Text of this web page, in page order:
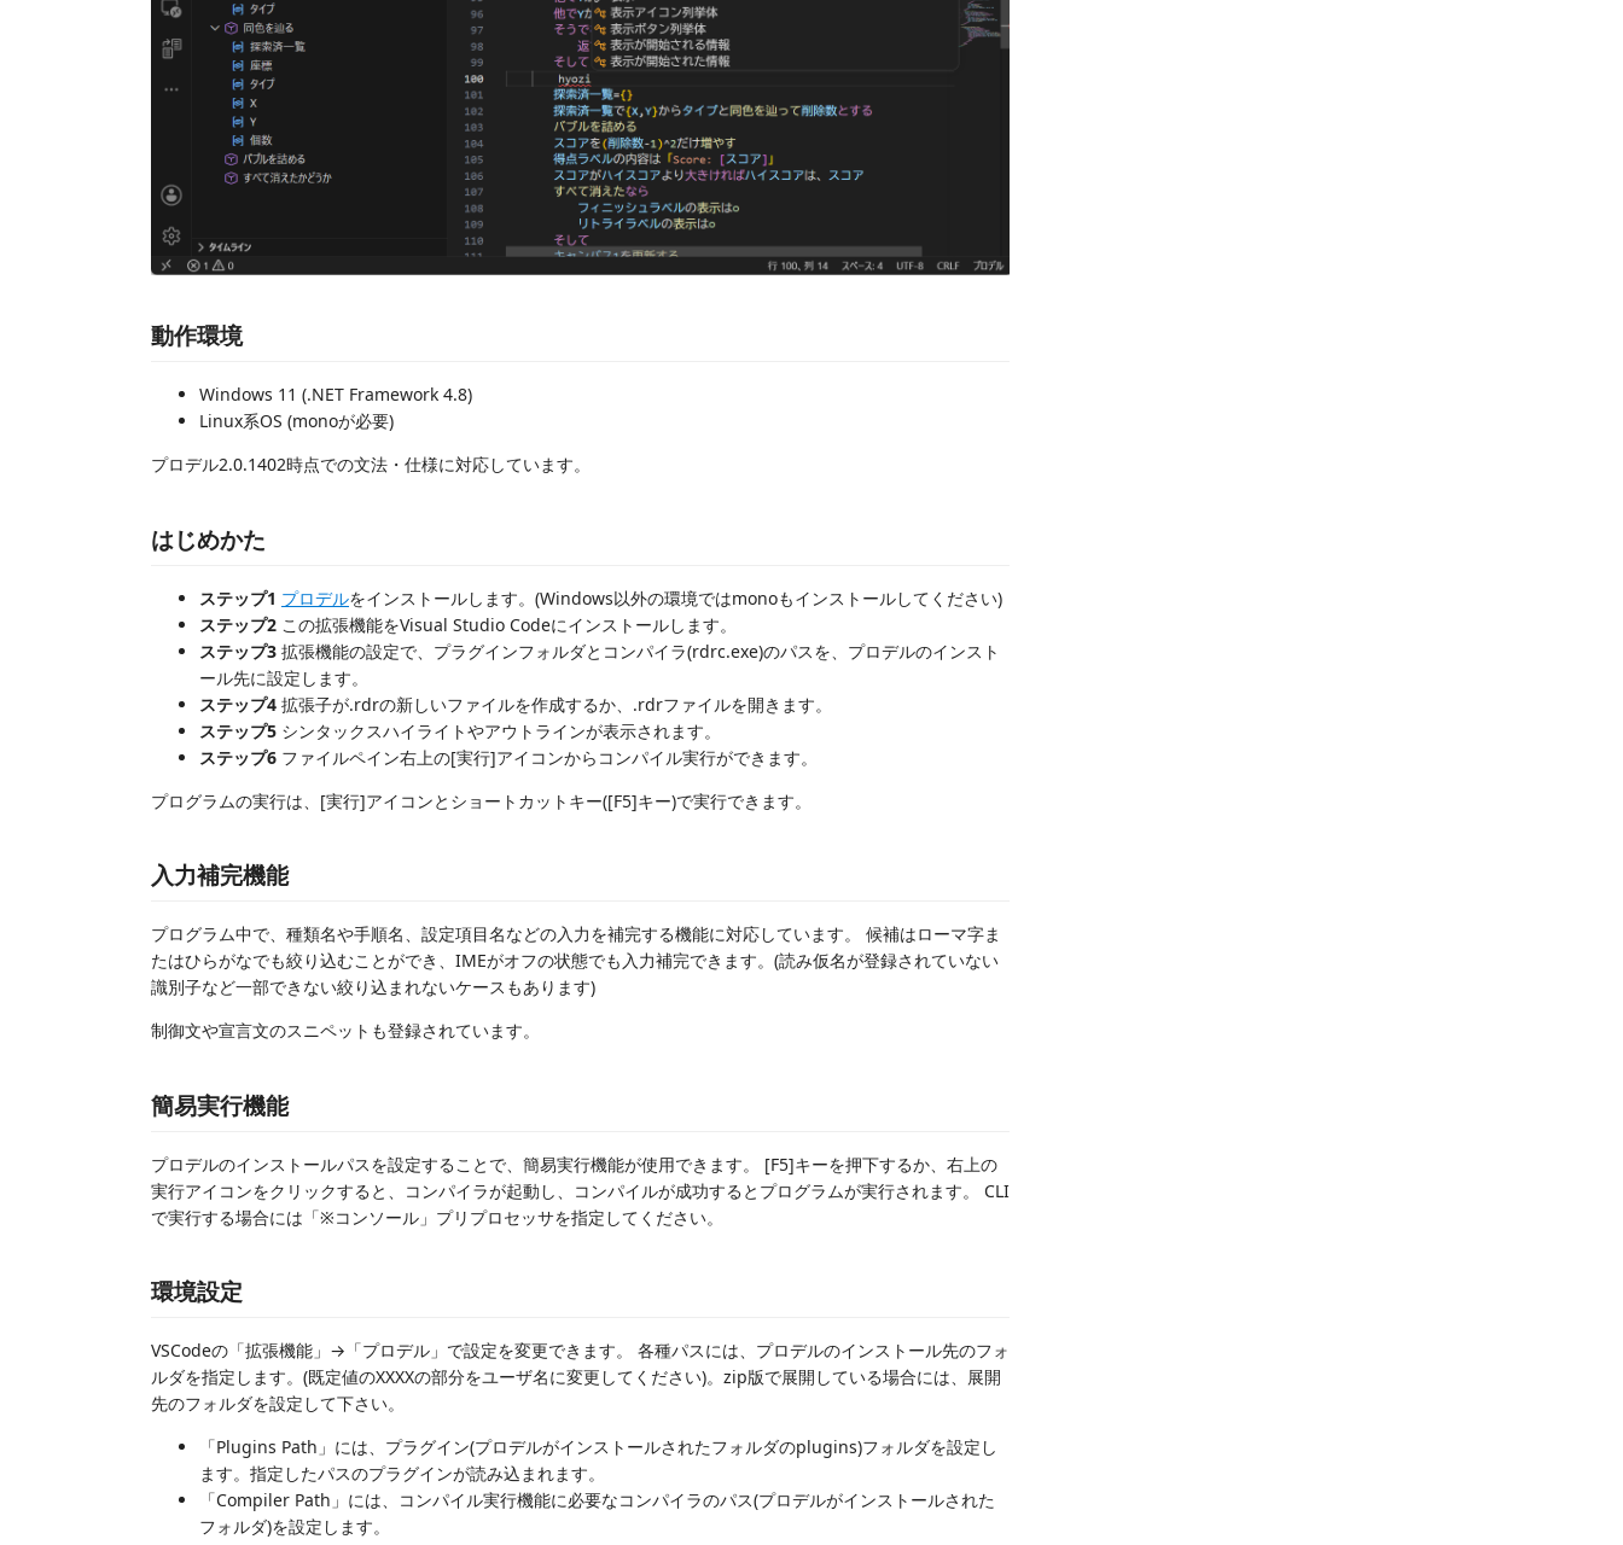
動作環境
Windows 11 (.NET Framework 4.8)
Linux系OS (monoが必要)
プロデル2.0.1402時点での文法・仕様に対応しています。
はじめかた
ステップ1 プロデルをインストールします。(Windows以外の環境ではmonoもインストールしてください)
ステップ2 この拡張機能をVisual Studio Codeにインストールします。
ステップ3 拡張機能の設定で、プラグインフォルダとコンパイラ(rdrc.exe)のパスを、プロデルのインスト
ール先に設定します。
ステップ4 拡張子が.rdrの新しいファイルを作成するか、.rdrファイルを開きます。
ステップ5 シンタックスハイライトやアウトラインが表示されます。
ステップ6 ファイルペイン右上の[実行]アイコンからコンパイル実行ができます。
プログラムの実行は、[実行]アイコンとショートカットキー([F5]キー)で実行できます。
入力補完機能
プログラム中で、種類名や手順名、設定項目名などの入力を補完する機能に対応しています。 候補はローマ字ま
たはひらがなでも絞り込むことができ、IMEがオフの状態でも入力補完できます。(読み仮名が登録されていない
識別子など一部できない絞り込まれないケースもあります)
制御文や宣言文のスニペットも登録されています。
簡易実行機能
プロデルのインストールパスを設定することで、簡易実行機能が使用できます。 [F5]キーを押下するか、右上の
実行アイコンをクリックすると、コンパイラが起動し、コンパイルが成功するとプログラムが実行されます。 CLI
で実行する場合には「※コンソール」プリプロセッサを指定してください。
環境設定
VSCodeの「拡張機能」→「プロデル」で設定を変更できます。 各種パスには、プロデルのインストール先のフォ
ルダを指定します。(既定値のXXXXの部分をユーザ名に変更してください)。zip版で展開している場合には、展開
先のフォルダを設定して下さい。
「Plugins Path」には、プラグイン(プロデルがインストールされたフォルダのplugins)フォルダを設定し
ます。指定したパスのプラグインが読み込まれます。
「Compiler Path」には、コンパイル実行機能に必要なコンパイラのパス(プロデルがインストールされた
フォルダ)を設定します。